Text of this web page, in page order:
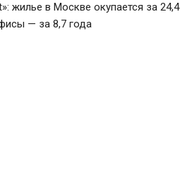
жилье в Москве окупается за 24,4
— за 8,7 года